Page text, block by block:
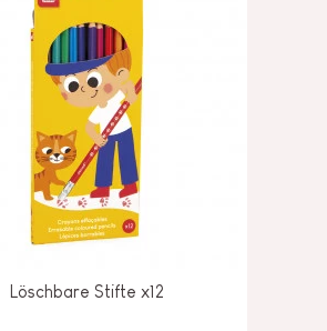
Löschbare Stifte x12